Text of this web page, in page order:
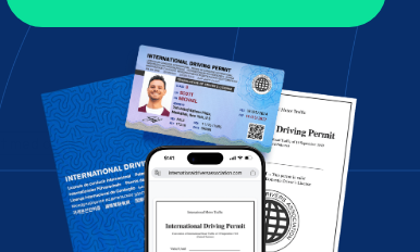
med os!